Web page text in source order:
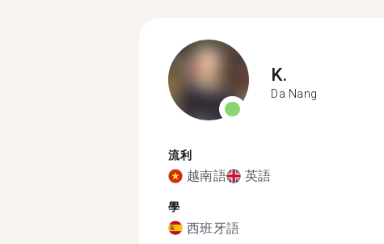
K.
Da Nang
流利
越南語 英語
學
西班牙語